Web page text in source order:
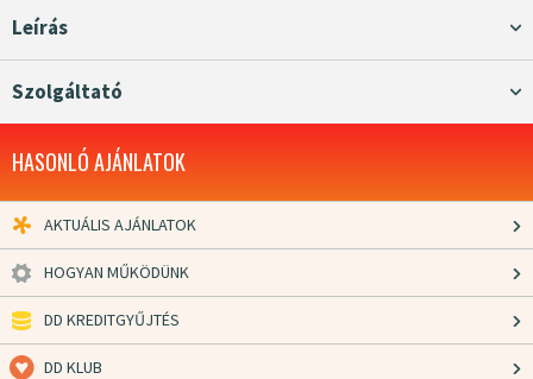
Leírás
Szolgáltató
HASONLÓ AJÁNLATOK
AKTUÁLIS AJÁNLATOK
HOGYAN MŰKÖDÜNK
DD KREDITGYŰJTÉS
DD KLUB